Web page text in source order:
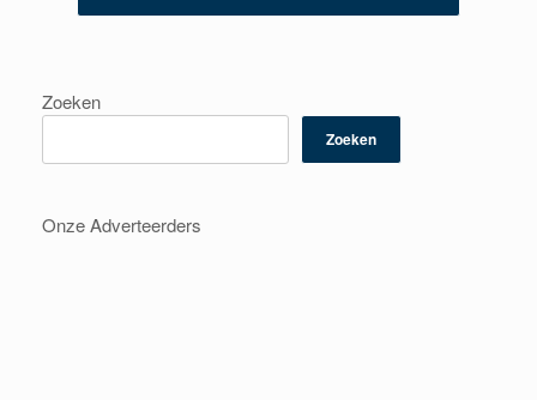
Zoeken
Zoeken
Onze Adverteerders